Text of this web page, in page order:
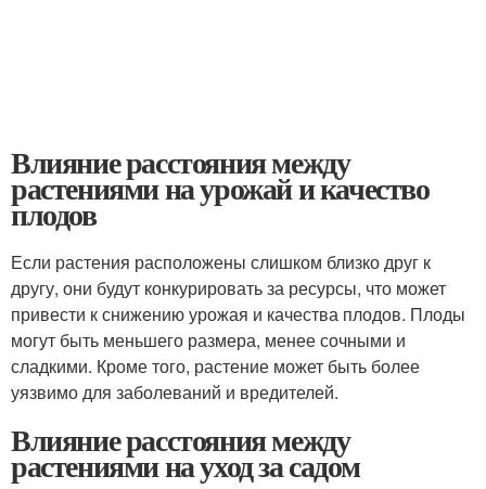
Влияние расстояния между
растениями на урожай и качество
плодов
Если растения расположены слишком близко друг к
другу, они будут конкурировать за ресурсы, что может
привести к снижению урожая и качества плодов. Плоды
могут быть меньшего размера, менее сочными и
сладкими. Кроме того, растение может быть более
уязвимо для заболеваний и вредителей.
Влияние расстояния между
растениями на уход за садом